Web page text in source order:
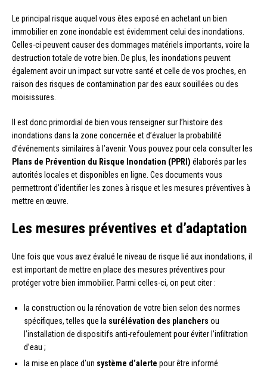
Le principal risque auquel vous êtes exposé en achetant un bien
immobilier en zone inondable est évidemment celui des inondations.
Celles-ci peuvent causer des dommages matériels importants, voire la
destruction totale de votre bien. De plus, les inondations peuvent
également avoir un impact sur votre santé et celle de vos proches, en
raison des risques de contamination par des eaux souillées ou des
moisissures.
Il est donc primordial de bien vous renseigner sur l’histoire des
inondations dans la zone concernée et d’évaluer la probabilité
d’événements similaires à l’avenir. Vous pouvez pour cela consulter les
Plans de Prévention du Risque Inondation (PPRI) élaborés par les
autorités locales et disponibles en ligne. Ces documents vous
permettront d’identifier les zones à risque et les mesures préventives à
mettre en œuvre.
Les mesures préventives et d’adaptation
Une fois que vous avez évalué le niveau de risque lié aux inondations, il
est important de mettre en place des mesures préventives pour
protéger votre bien immobilier. Parmi celles-ci, on peut citer :
la construction ou la rénovation de votre bien selon des normes
spécifiques, telles que la surélévation des planchers ou
l’installation de dispositifs anti-refoulement pour éviter l’infiltration
d’eau ;
la mise en place d’un système d’alerte pour être informé